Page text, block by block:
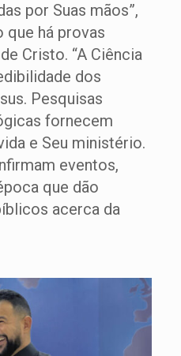
por Suas mãos”,
que há provas
Cristo. “A Ciência
dos
Pesquisas
fornecem
e Seu ministério.
eventos,
que dão
acerca da